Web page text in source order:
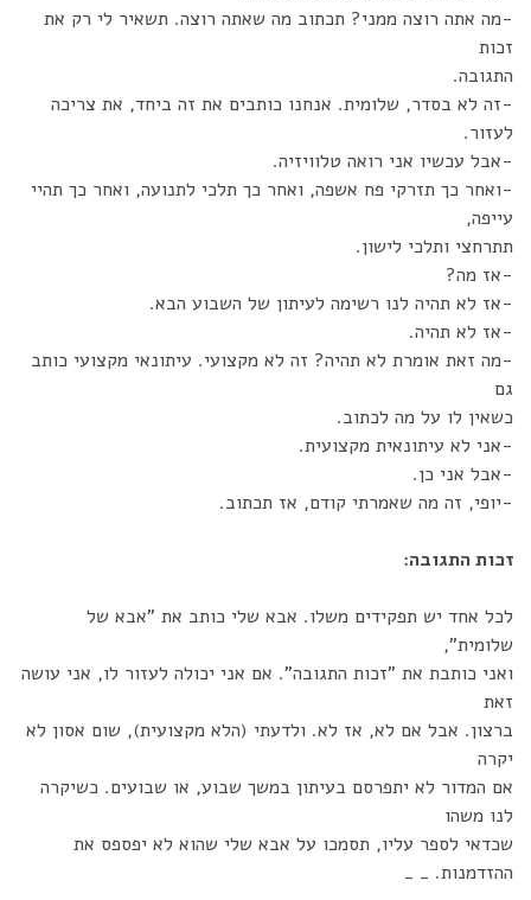
-מה אתה רוצה ממני? תכתוב מה שאתה רוצה. תשאיר לי רק את
זכות
התגובה.
-זה לא בסדר, שלומית. אנחנו כותבים את זה ביחד, את צריכה
לעזור.
-אבל עכשיו אני רואה טלוויזיה.
-ואחר כך תזרקי פח אשפה, ואחר כך תלכי לתנועה, ואחר כך תהיי
עייפה,
תתרחצי ותלכי לישון.
-אז מה?
-אז לא תהיה לנו רשימה לעיתון של השבוע הבא.
-אז לא תהיה.
-מה זאת אומרת לא תהיה? זה לא מקצועי. עיתונאי מקצועי כותב
גם
כשאין לו על מה לכתוב.
-אני לא עיתונאית מקצועית.
-אבל אני כן.
-יופי, זה מה שאמרתי קודם, אז תכתוב.
זכות התגובה:
לכל אחד יש תפקידים משלו. אבא שלי כותב את "אבא של
שלומית",
ואני כותבת את "זכות התגובה". אם אני יכולה לעזור לו, אני עושה
זאת
ברצון. אבל אם לא, אז לא. ולדעתי (הלא מקצועית), שום אסון לא
יקרה
אם המדור לא יתפרסם בעיתון במשך שבוע, או שבועים. כשיקרה
לנו משהו
שכדאי לספר עליו, תסמכו על אבא שלי שהוא לא יפספס את
ההזדמנות. _ _